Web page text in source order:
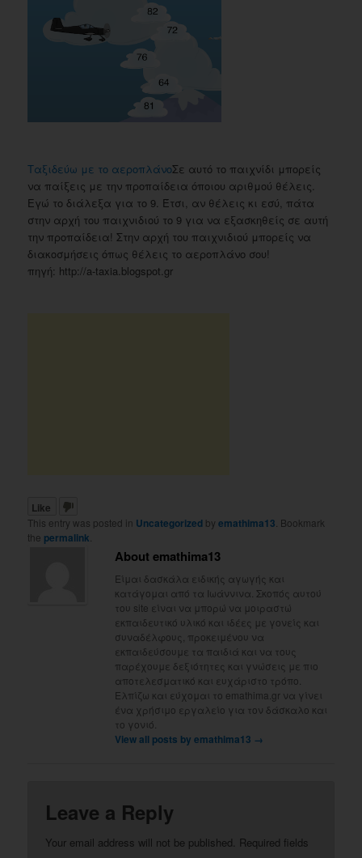
Ταξιδεύω με το αεροπλάνοΣε αυτό το παιχνίδι μπορείς
να παίξεις με την προπαίδεια όποιου αριθμού θέλεις.
Εγώ το διάλεξα για το 9. Έτσι, αν θέλεις κι εσύ, πάτα
στην αρχή του παιχνιδιού το 9 για να εξασκηθείς σε αυτή
την προπαίδεια! Στην αρχή του παιχνιδιού μπορείς να
διακοσμήσεις όπως θέλεις το αεροπλάνο σου!
πηγή: http://a-taxia.blogspot.gr
Like
This entry was posted in Uncategorized byemathima13 . Bookmark
the permalink
About emathima13
Είμαι δασκάλα ειδικής αγωγής και
κατάγομαι από τα Ιωάννινα. Σκοπός αυτού
του site είναι να μπορώ να μοιραστώ
εκπαιδευτικό υλικό και ιδέες με γονείς και
συναδέλφους, προκειμένου να
εκπαιδεύσουμε τα παιδιά και να τους
παρέχουμε δεξιότητες και γνώσεις με πιο
αποτελεσματικό και ευχάριστο τρόπο.
Ελπίζω και εύχομαι το emathima.gr να γίνει
ένα χρήσιμο εργαλείο για τον δάσκαλο και
το γονιό.
View all posts by emathima13 →
Leave a Reply
Your email address will not be published. Required fields